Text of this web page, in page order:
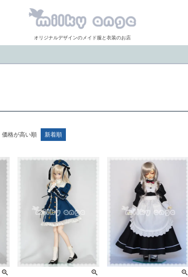
オリジナルデザインのメイド服と衣装のお店
価格が高い順 新着順